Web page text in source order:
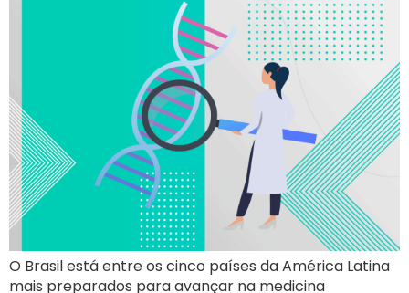
O Brasil está entre os cinco países da América Latina
mais preparados para avançar na medicina